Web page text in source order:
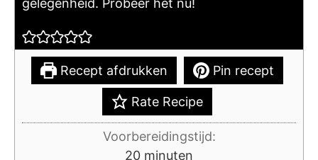
gelegenheid. Probeer het nu!
Recept afdrukken Pin recept
Rate Recipe
Voorbereidingstijd:
20minuten
minuten